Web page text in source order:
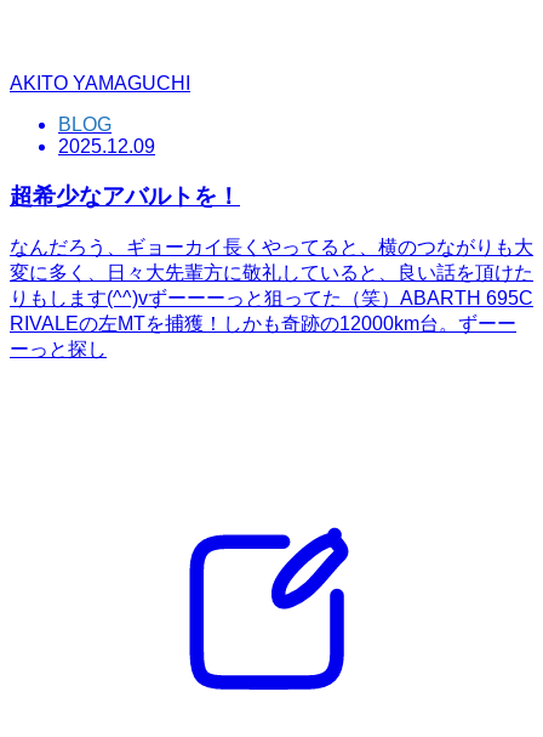
AKITO YAMAGUCHI
BLOG
2025.12.09
超希少なアバルトを！
なんだろう、ギョーカイ長くやってると、横のつながりも大
変に多く、日々大先輩方に敬礼していると、良い話を頂けた
りもします(^^)vずーーーっと狙ってた（笑）ABARTH 695C
RIVALEの左MTを捕獲！しかも奇跡の12000km台。ずーー
ーっと探し